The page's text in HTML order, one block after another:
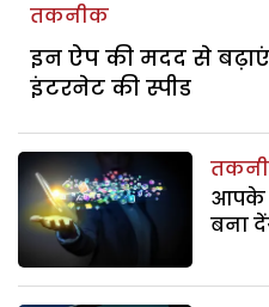
तकनीक
इन ऐप की मदद से
इंटरनेट की स्पीड
आपके
बना